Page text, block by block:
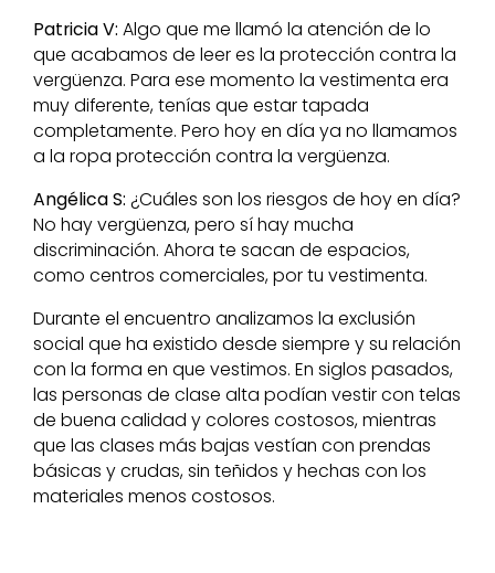
Patricia V: Algo que me llamó la atención de lo
que acabamos de leer es la protección contra la
vergüenza. Para ese momento la vestimenta era
muy diferente, tenías que estar tapada
completamente. Pero hoy en día ya no llamamos
a la ropa protección contra la vergüenza.
Angélica S: ¿Cuáles son los riesgos de hoy en día?
No hay vergüenza, pero sí hay mucha
discriminación. Ahora te sacan de espacios,
como centros comerciales, por tu vestimenta.
Durante el encuentro analizamos la exclusión
social que ha existido desde siempre y su relación
con la forma en que vestimos. En siglos pasados,
las personas de clase alta podían vestir con telas
de buena calidad y colores costosos, mientras
que las clases más bajas vestían con prendas
básicas y crudas, sin teñidos y hechas con los
materiales menos costosos.